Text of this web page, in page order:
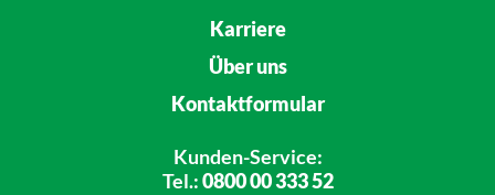
Karriere
Über uns
Kontaktformular
Kunden-Service:
Tel.:0800 00 333 52